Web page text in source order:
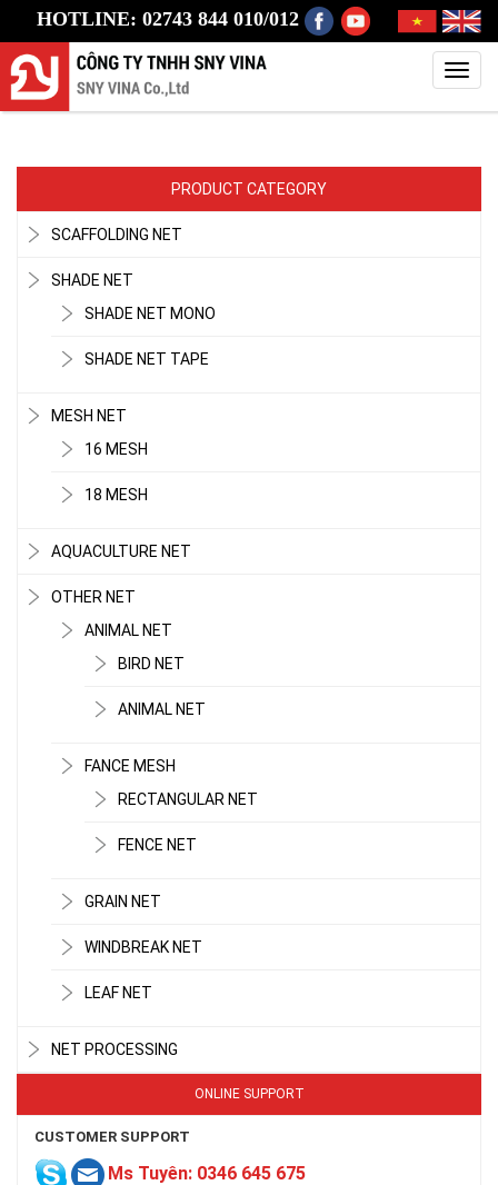
HOTLINE: 02743 844 010/012
PRODUCT CATEGORY
SCAFFOLDING NET
SHADE NET
SHADE NET MONO
SHADE NET TAPE
MESH NET
16 MESH
18 MESH
AQUACULTURE NET
OTHER NET
ANIMAL NET
BIRD NET
ANIMAL NET
FANCE MESH
RECTANGULAR NET
FENCE NET
GRAIN NET
WINDBREAK NET
LEAF NET
NET PROCESSING
ONLINE SUPPORT
CUSTOMER SUPPORT
Ms Tuyên: 0346 645 675